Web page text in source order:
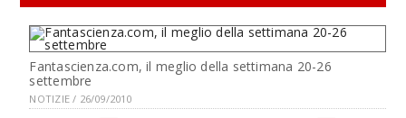
Fantascienza.com, il meglio della settimana 20-26
settembre
NOTIZIE / 26/09/2010